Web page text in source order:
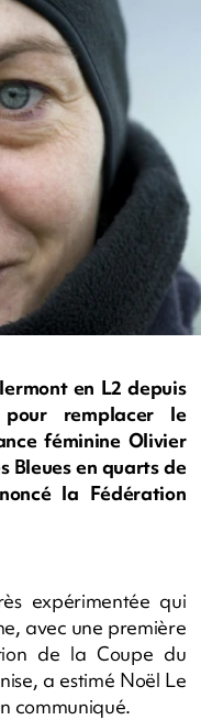
en L2 depuis
remplacer le
féminine Olivier
Bleues en quarts de
la Fédération
expérimentée qui
avec une première
de la Coupe du
a estimé Noël Le
communiqué.